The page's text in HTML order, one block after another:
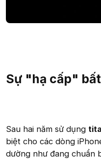
Sự "hạ cấp"
Sau hai năm sử dụng
biệt cho các dòng
dường như đang chuẩn